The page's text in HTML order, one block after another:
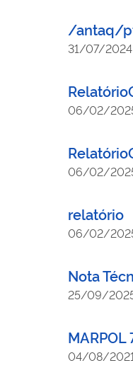
/antaq/
31/07/2024
06/02/
06/02/
relatório
06/02/
Nota
25/09/
MARPOL
04/08/2021